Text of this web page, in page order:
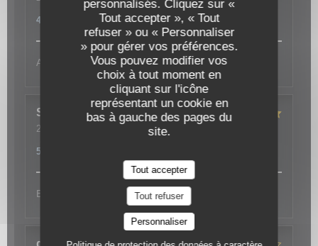
personnalisés. Cliquez sur «
Tout accepter », « Tout
refuser » ou « Personnaliser
» pour gérer vos préférences.
Vous pouvez modifier vos
choix à tout moment en
cliquant sur l'icône
représentant un cookie en
bas à gauche des pages du
site.
Tout accepter
Tout refuser
Personnaliser
4/5 Ambiance: 4/5 Cuisine: 4 /5 Qualité / Prix
4
Accueil et service
Sandrine M
2024-02-18
- 12:30 - Couverts 3
5
Equipe au top Super accueil
gilles L
La Moule Joyeuse